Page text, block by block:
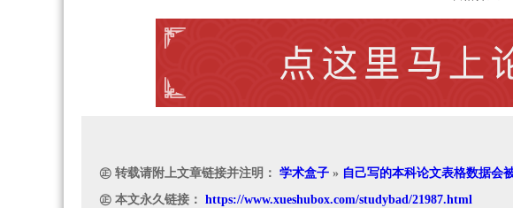
㊣ 转载请附上文章链接并注明： 学术盒子 » 自己写的本科论文表格数据会
㊣ 本文永久链接： https://www.xueshubox.com/studybad/21987.html